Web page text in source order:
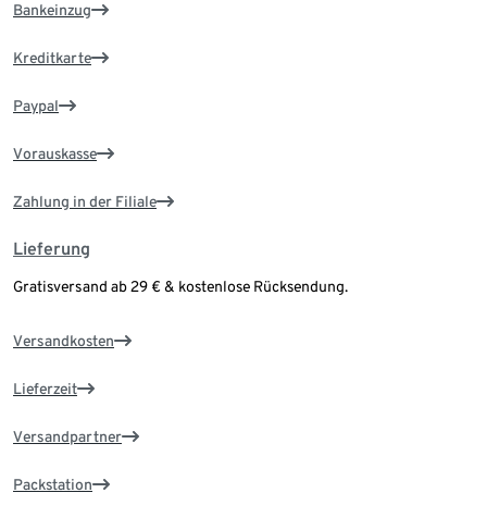
Bankeinzug
Kreditkarte
Paypal
Vorauskasse
Zahlung in der Filiale
Lieferung
Gratisversand ab 29 € & kostenlose Rücksendung.
Versandkosten
Lieferzeit
Versandpartner
Packstation